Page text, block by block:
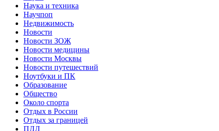
Наука и техника
Научпоп
Недвижимость
Новости
Новости ЗОЖ
Новости медицины
Новости Москвы
Новости путешествий
Ноутбуки и ПК
Образование
Общество
Около спорта
Отдых в России
Отдых за границей
ПДД